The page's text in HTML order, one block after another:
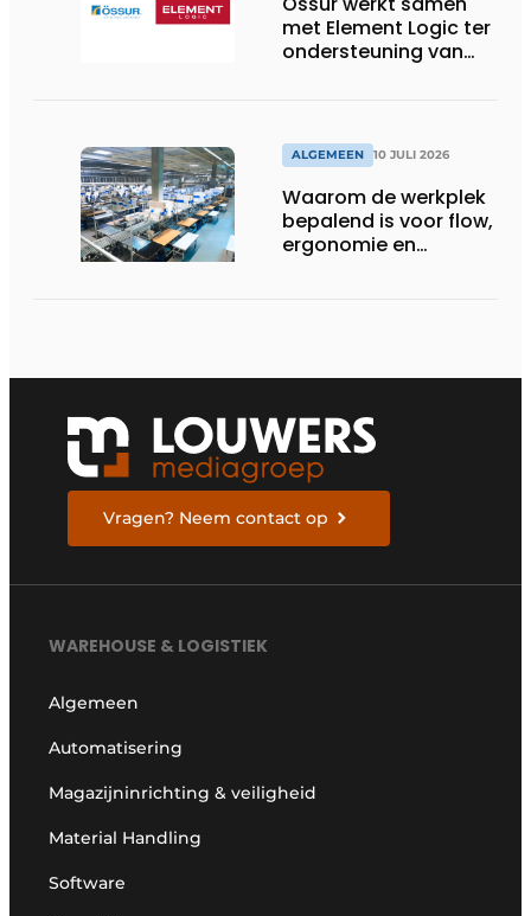
met Element Logic ter
ondersteuning van
ALGEMEEN 10 JULI 2026
Waarom de werkplek
bepalend is voor flow,
ergonomie en
Vragen? Neem contact op
WAREHOUSE & LOGISTIEK
Algemeen
Automatisering
Magazijninrichting & veiligheid
Material Handling
Software